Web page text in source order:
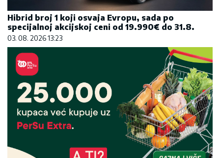
Hibrid broj 1 koji osvaja Evropu, sada po
specijalnoj akcijskoj ceni od 19.990€ do 31.8.
03. 08. 2026 13:23